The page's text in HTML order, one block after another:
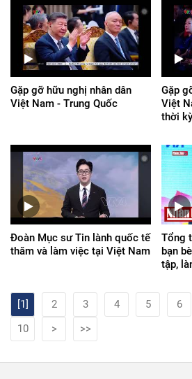
Gặp gỡ hữu nghị nhân dân
Việt Nam - Trung Quốc
Gặp
Việt
thời kỳ
Đoàn Mục sư Tin lành quốc tế
thăm và làm việc tại Việt Nam
Tổng
bạn
tập,
[1] 2 3 4 5 6
10
> >>